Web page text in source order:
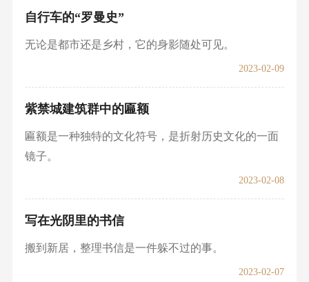
自行车的“罗曼史”
无论是都市还是乡村，它的身影随处可见。
2023-02-09
紫禁城建筑群中的匾额
匾额是一种独特的文化符号，是折射历史文化的一面
镜子。
2023-02-08
写在光阴里的书信
搬到新居，整理书信是一件躲不过的事。
2023-02-07